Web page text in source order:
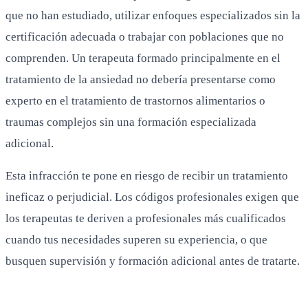
que no han estudiado, utilizar enfoques especializados sin la
certificación adecuada o trabajar con poblaciones que no
comprenden. Un terapeuta formado principalmente en el
tratamiento de la ansiedad no debería presentarse como
experto en el tratamiento de trastornos alimentarios o
traumas complejos sin una formación especializada
adicional.
Esta infracción te pone en riesgo de recibir un tratamiento
ineficaz o perjudicial. Los códigos profesionales exigen que
los terapeutas te deriven a profesionales más cualificados
cuando tus necesidades superen su experiencia, o que
busquen supervisión y formación adicional antes de tratarte.